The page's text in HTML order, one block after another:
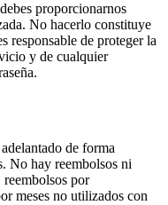
proporcionarnos
No hacerlo constituye
responsable de proteger la
y de cualquier
de forma
No hay reembolsos ni
reembolsos por
meses no utilizados con